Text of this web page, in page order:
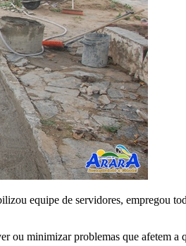
equipe de servidores, empregou
ou minimizar problemas que afetem a